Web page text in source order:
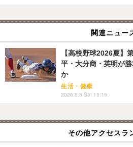
関連ニュー
【高校野球2026夏】
平・大分商・英明が
か
生活・健康
2026.8.8 Sat 15:15
その他アクセスラ